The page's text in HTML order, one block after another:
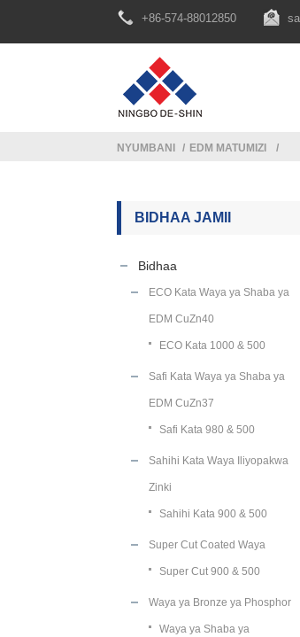
+86-574-88012850
NYUMBANI EDM MATUMIZI
BIDHAA JAMII
Bidhaa
ECO Kata Waya ya Shaba ya
EDM CuZn40
ECO Kata 1000 & 500
Safi Kata Waya ya Shaba ya
EDM CuZn37
Safi Kata 980 & 500
Sahihi Kata Waya Iliyopakwa
Zinki
Sahihi Kata 900 & 500
Super Cut Coated Waya
Super Cut 900 & 500
Waya ya Bronze ya Phosphor
Waya ya Shaba ya